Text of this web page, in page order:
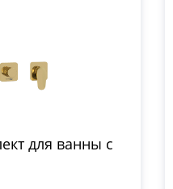
для ванны с